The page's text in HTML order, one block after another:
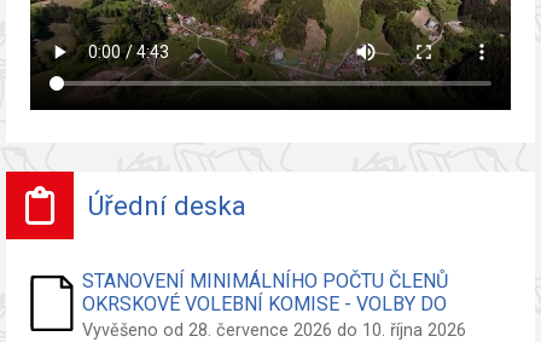
Úřední deska
STANOVENÍ MINIMÁLNÍHO POČTU ČLENŮ
OKRSKOVÉ VOLEBNÍ KOMISE - VOLBY DO
ZASTUPITELSTVA OBCE
Vyvěšeno od 28. července 2026 do 10. října 2026